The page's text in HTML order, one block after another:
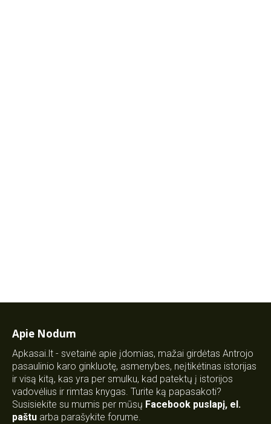
Apie Nodum
Apkasai.lt - svetainė apie įdomias, mažai girdėtas Antrojo
pasaulinio karo ginkluotę, asmenybes, neįtikėtinas istorijas
ir visą kitą, kas yra per smulku, kad patektų į istorijos
vadovėlius ir rimtas knygas. Turite ką papasakoti?
Susisiekite su mumis per mūsų Facebook puslapį, el.
paštu arba parašykite forume.